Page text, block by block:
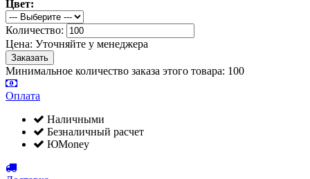
Цвет:
Количество:
Цена: Уточняйте у менеджера
Минимальное количество заказа этого товара: 100
Оплата
Наличными
Безналичный расчет
ЮMoney